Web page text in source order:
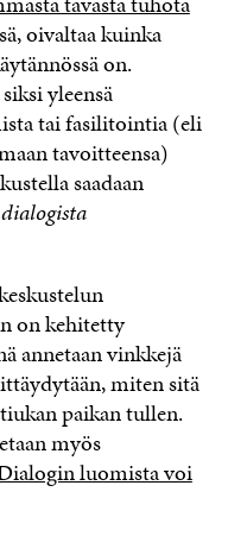
oivaltaa kuinka
on.
yleensä
tai fasilitointia (eli
tavoitteensa)
saadaan
dialogista
on kehitetty
annetaan vinkkejä
miten sitä
paikan tullen.
myös
luomista voi